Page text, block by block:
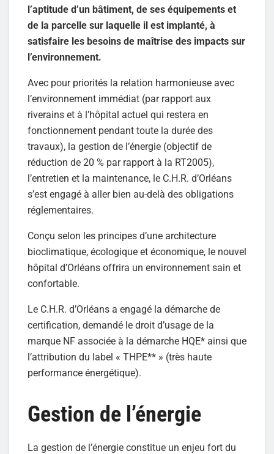
l’aptitude d’un bâtiment, de ses équipements et
de la parcelle sur laquelle il est implanté, à
satisfaire les besoins de maîtrise des impacts sur
l’environnement.
Avec pour priorités la relation harmonieuse avec
l’environnement immédiat (par rapport aux
riverains et à l’hôpital actuel qui restera en
fonctionnement pendant toute la durée des
travaux), la gestion de l’énergie (objectif de
réduction de 20 % par rapport à la RT2005),
l’entretien et la maintenance, le C.H.R. d’Orléans
s’est engagé à aller bien au-delà des obligations
réglementaires.
Conçu selon les principes d’une architecture
bioclimatique, écologique et économique, le nouvel
hôpital d’Orléans offrira un environnement sain et
confortable.
Le C.H.R. d’Orléans a engagé la démarche de
certification, demandé le droit d’usage de la
marque NF associée à la démarche HQE* ainsi que
l’attribution du label « THPE** » (très haute
performance énergétique).
Gestion de l’énergie
La gestion de l’énergie constitue un enjeu fort du